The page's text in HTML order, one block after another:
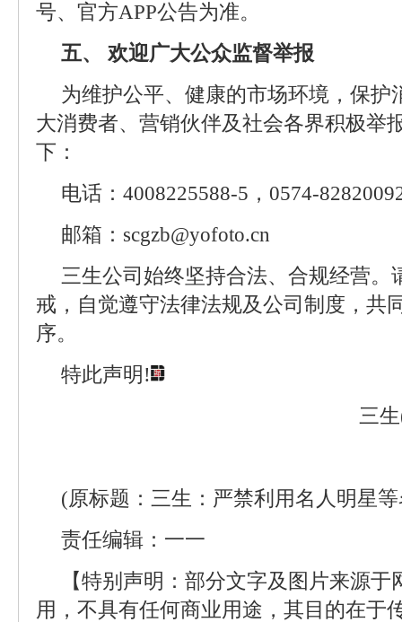
号、官方APP公告为准。
五、 欢迎广大公众监督举报
为维护公平、健康的市场环境，保护
大消费者、营销伙伴及社会各界积极举
下：
电话：4008225588-5，0574-
邮箱：scgzb@yofoto.cn
三生公司始终坚持合法、合规经营。
戒，自觉遵守法律法规及公司制度，共
序。
特此声明!
三
(原标题：三生：严禁利用名人明星
责任编辑：一一
【特别声明：部分文字及图片来源
用，不具有任何商业用途，其目的在于